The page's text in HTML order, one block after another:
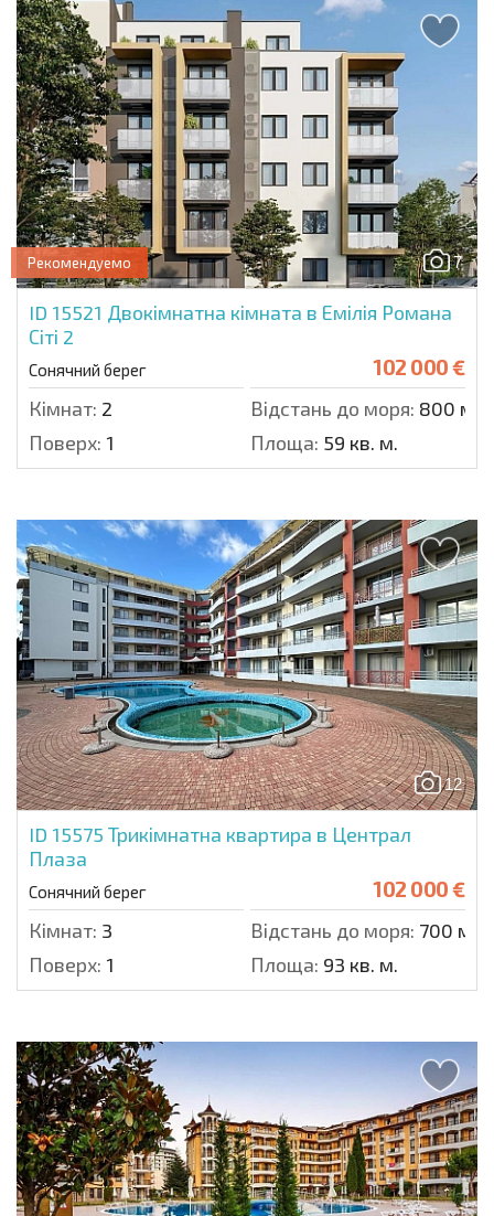
7
Рекомендуемо
ID 15521 Двокімнатна кімната в Емілія Романа
Сіті 2
Сонячний берег 102 000 €
Кімнат: 2 Відстань до моря: 800 м.
Поверх: 1 Площа: 59 кв. м.
12
ID 15575 Трикімнатна квартира в Централ
Плаза
Сонячний берег 102 000 €
Кімнат: 3 Відстань до моря: 700 м.
Поверх: 1 Площа: 93 кв. м.